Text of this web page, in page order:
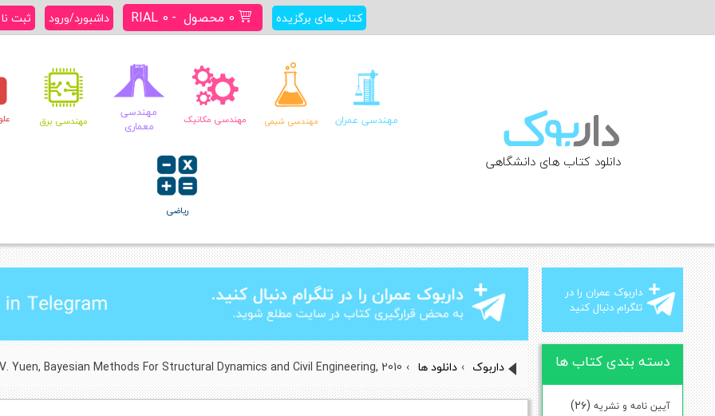
کتاب های برگزیده 0 محصول RIAL 0 داشبورد/ورود ثبت
دانلود کتاب های دانشگاهی
مهندسی عمران مهندسی شیمی مهندسی مکانیک
مهندسی
معماری
مهندسی برق
ریاضی
داربوک عمران را در
تلگرام دنبال کنید
دسته بندی کتاب ها
آیین نامه و نشریه (۲۶)
داربوک › دانلود ها ›
Yuen, Bayesian Methods For Structural Dynamics and Civil Engineering, 2010